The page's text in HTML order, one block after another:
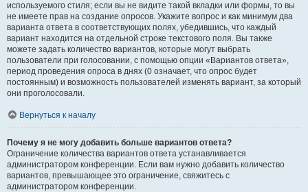
используемого стиля; если вы не видите такой вкладки или формы, то вы
не имеете прав на создание опросов. Укажите вопрос и как минимум два
варианта ответа в соответствующих полях, убедившись, что каждый
вариант находится на отдельной строке текстового поля. Вы также
можете задать количество вариантов, которые могут выбрать
пользователи при голосовании, с помощью опции «Вариантов ответа»,
период проведения опроса в днях (0 означает, что опрос будет
постоянным) и возможность пользователей изменять вариант, за который
они проголосовали.
Вернуться к началу
Почему я не могу добавить больше вариантов ответа?
Ограничение количества вариантов ответа устанавливается
администратором конференции. Если вам нужно добавить количество
вариантов, превышающее это ограничение, свяжитесь с
администратором конференции.